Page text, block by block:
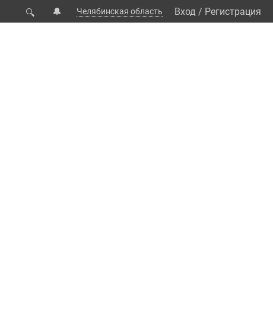
🔍 🔔 Челябинская область Вход / Регистрация